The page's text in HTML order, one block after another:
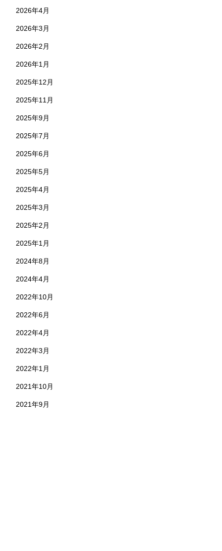
2026年4月
2026年3月
2026年2月
2026年1月
2025年12月
2025年11月
2025年9月
2025年7月
2025年6月
2025年5月
2025年4月
2025年3月
2025年2月
2025年1月
2024年8月
2024年4月
2022年10月
2022年6月
2022年4月
2022年3月
2022年1月
2021年10月
2021年9月